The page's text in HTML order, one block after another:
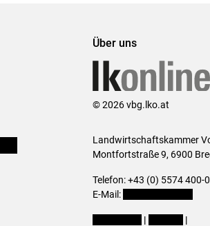
Über uns
© 2026 vbg.lko.at
Landwirtschaftskammer
Montfortstraße 9, 6900
Telefon: +43 (0) 5574 400-0
E-Mail:
| |